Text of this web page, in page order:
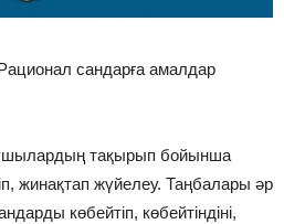
сандарға амалдар
тақырып бойынша
жинақтап жүйелеу. Таңбалары әр
көбейтіп, көбейтіндіні,